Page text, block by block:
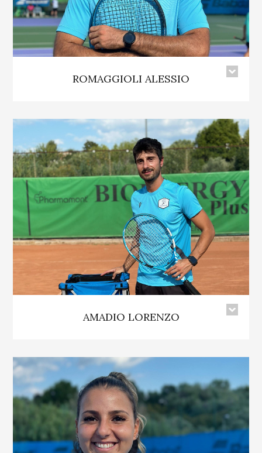
ROMAGGIOLI ALESSIO
AMADIO LORENZO